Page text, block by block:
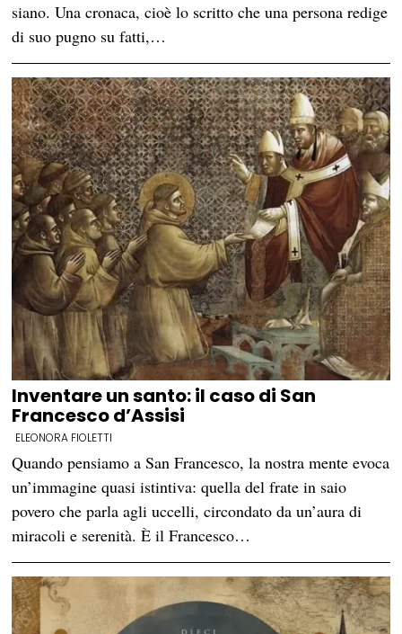
siano. Una cronaca, cioè lo scritto che una persona redige
di suo pugno su fatti,…
Inventare un santo: il caso di San
Francesco d’Assisi
ELEONORA FIOLETTI
Quando pensiamo a San Francesco, la nostra mente evoca
un’immagine quasi istintiva: quella del frate in saio
povero che parla agli uccelli, circondato da un’aura di
miracoli e serenità. È il Francesco…